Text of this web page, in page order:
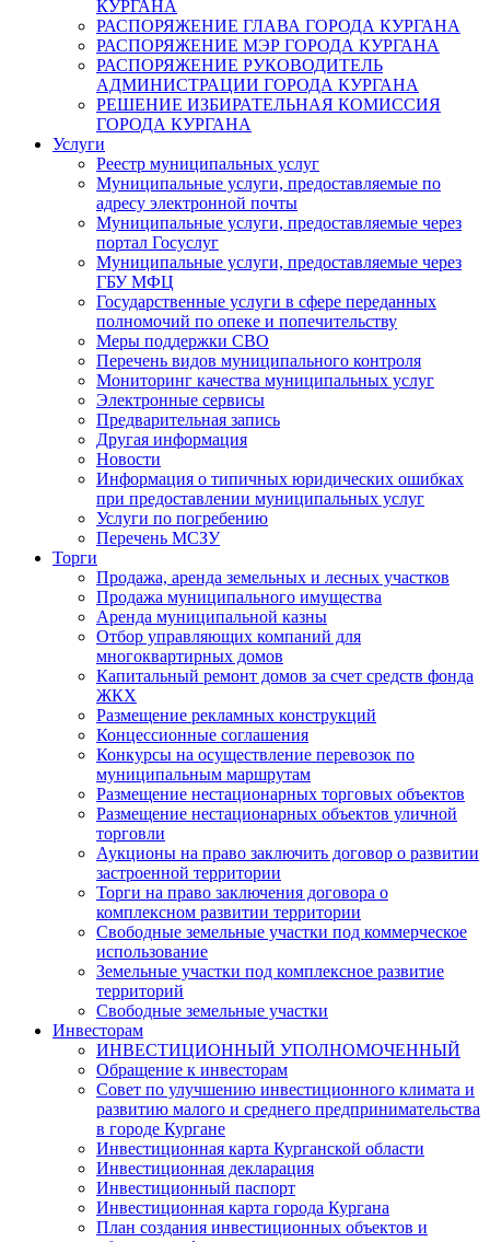
КУРГАНА
РАСПОРЯЖЕНИЕ ГЛАВА ГОРОДА КУРГАНА
РАСПОРЯЖЕНИЕ МЭР ГОРОДА КУРГАНА
РАСПОРЯЖЕНИЕ РУКОВОДИТЕЛЬ
АДМИНИСТРАЦИИ ГОРОДА КУРГАНА
РЕШЕНИЕ ИЗБИРАТЕЛЬНАЯ КОМИССИЯ
ГОРОДА КУРГАНА
Услуги
Реестр муниципальных услуг
Муниципальные услуги, предоставляемые по
адресу электронной почты
Муниципальные услуги, предоставляемые через
портал Госуслуг
Муниципальные услуги, предоставляемые через
ГБУ МФЦ
Государственные услуги в сфере переданных
полномочий по опеке и попечительству
Меры поддержки СВО
Перечень видов муниципального контроля
Мониторинг качества муниципальных услуг
Электронные сервисы
Предварительная запись
Другая информация
Новости
Информация о типичных юридических ошибках
при предоставлении муниципальных услуг
Услуги по погребению
Перечень МСЗУ
Торги
Продажа, аренда земельных и лесных участков
Продажа муниципального имущества
Аренда муниципальной казны
Отбор управляющих компаний для
многоквартирных домов
Капитальный ремонт домов за счет средств фонда
ЖКХ
Размещение рекламных конструкций
Концессионные соглашения
Конкурсы на осуществление перевозок по
муниципальным маршрутам
Размещение нестационарных торговых объектов
Размещение нестационарных объектов уличной
торговли
Аукционы на право заключить договор о развитии
застроенной территории
Торги на право заключения договора о
комплексном развитии территории
Свободные земельные участки под коммерческое
использование
Земельные участки под комплексное развитие
территорий
Свободные земельные участки
Инвесторам
ИНВЕСТИЦИОННЫЙ УПОЛНОМОЧЕННЫЙ
Обращение к инвесторам
Совет по улучшению инвестиционного климата и
развитию малого и среднего предпринимательства
в городе Кургане
Инвестиционная карта Курганской области
Инвестиционная декларация
Инвестиционный паспорт
Инвестиционная карта города Кургана
План создания инвестиционных объектов и